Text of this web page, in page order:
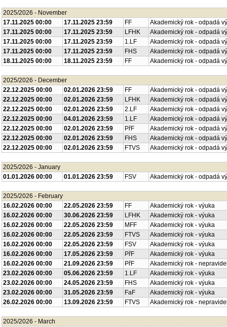
2025/2026 - November
17.11.2025 00:00
17.11.2025 23:59 FF
Akademický rok - odpadá
17.11.2025 00:00
17.11.2025 23:59 LFHK
Akademický rok - odpadá
17.11.2025 00:00
17.11.2025 23:59 1.LF
Akademický rok - odpadá
17.11.2025 00:00
17.11.2025 23:59 FHS
Akademický rok - odpadá
18.11.2025 00:00
18.11.2025 23:59 FF Akademický rok - odpadá
2025/2026 - December
22.12.2025 00:00
02.01.2026 23:59 FF
Akademický rok - odpadá
22.12.2025 00:00
02.01.2026 23:59 LFHK
Akademický rok - odpadá
22.12.2025 00:00
02.01.2026 23:59 2.LF
Akademický rok - odpadá
22.12.2025 00:00
04.01.2026 23:59 1.LF
Akademický rok - odpadá
22.12.2025 00:00
02.01.2026 23:59 PřF
Akademický rok - odpadá
22.12.2025 00:00
02.01.2026 23:59 FHS
Akademický rok - odpadá
22.12.2025 00:00
02.01.2026 23:59 FTVS Akademický rok - odpadá
2025/2026 - January
01.01.2026 00:00
01.01.2026 23:59 FSV Akademický rok - odpadá
2025/2026 - February
16.02.2026 00:00
22.05.2026 23:59 FF
Akademický rok - výuka
16.02.2026 00:00
30.06.2026 23:59 LFHK
Akademický rok - výuka
16.02.2026 00:00
22.05.2026 23:59 MFF
Akademický rok - výuka
16.02.2026 00:00
22.05.2026 23:59 FTVS
Akademický rok - výuka
16.02.2026 00:00
22.05.2026 23:59 FSV
Akademický rok - výuka
16.02.2026 00:00
17.05.2026 23:59 PřF
Akademický rok - výuka
16.02.2026 00:00
21.09.2026 23:59 PřF
Akademický rok -
23.02.2026 00:00
05.06.2026 23:59 1.LF
Akademický rok - výuka
23.02.2026 00:00
24.05.2026 23:59 FHS
Akademický rok - výuka
23.02.2026 00:00
31.05.2026 23:59 FaF
Akademický rok - výuka
26.02.2026 00:00
13.09.2026 23:59 FTVS Akademický rok -
2025/2026 - March